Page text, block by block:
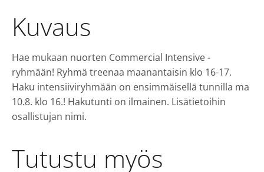
Kuvaus
Hae mukaan nuorten Commercial Intensive -
ryhmään! Ryhmä treenaa maanantaisin klo 16-17.
Haku intensiiviryhmään on ensimmäisellä tunnilla ma
10.8. klo 16.! Hakutunti on ilmainen. Lisätietoihin
osallistujan nimi.
Tutustu myös